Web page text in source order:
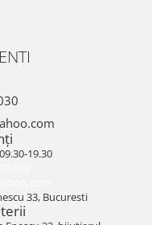
19.30
33, Bucuresti